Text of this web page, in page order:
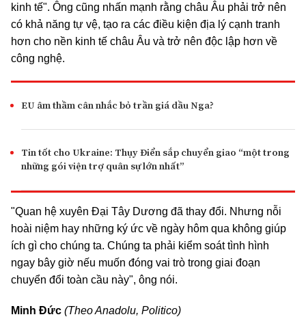
kinh tế". Ông cũng nhấn mạnh rằng châu Âu phải trở nên
có khả năng tự vệ, tạo ra các điều kiện địa lý cạnh tranh
hơn cho nền kinh tế châu Âu và trở nên độc lập hơn về
công nghệ.
EU âm thầm cân nhắc bỏ trần giá dầu Nga?
Tin tốt cho Ukraine: Thụy Điển sắp chuyển giao “một trong
những gói viện trợ quân sự lớn nhất”
"Quan hệ xuyên Đại Tây Dương đã thay đổi. Nhưng nỗi
hoài niệm hay những ký ức về ngày hôm qua không giúp
ích gì cho chúng ta. Chúng ta phải kiểm soát tình hình
ngay bây giờ nếu muốn đóng vai trò trong giai đoạn
chuyển đổi toàn cầu này", ông nói.
Minh Đức (Theo Anadolu, Politico)